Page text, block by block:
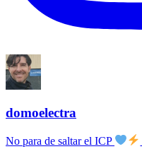
domoelectra
No para de saltar el ICP